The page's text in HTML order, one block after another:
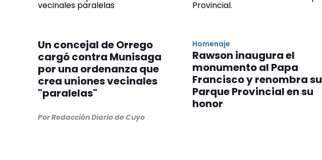
Un concejal de Orrego
cargó contra Munisaga
por una ordenanza que
crea uniones vecinales
"paralelas"
Por Redacción Diario de Cuyo
Homenaje
Rawson inaugura el
monumento al Papa
Francisco y renombra su
Parque Provincial en su
honor